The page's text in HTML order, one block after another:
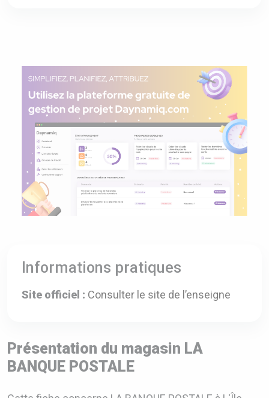
Informations pratiques
Site officiel : Consulter le site de l’enseigne
Présentation du magasin LA
BANQUE POSTALE